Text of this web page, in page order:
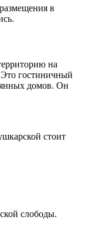
в
на
гостиничный
домов. Он
стоит
слободы.